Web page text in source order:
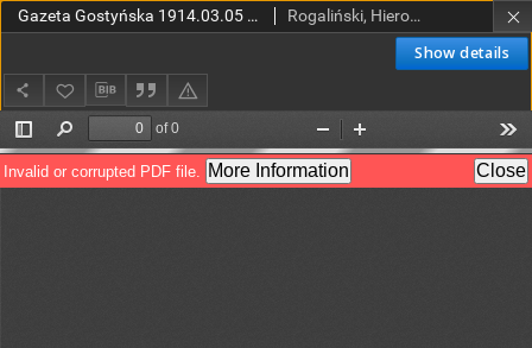
Show details
Gazeta Gostyńska 1914.03.05 R.2 Nr 28 Rogaliński, Hieronim (red.)